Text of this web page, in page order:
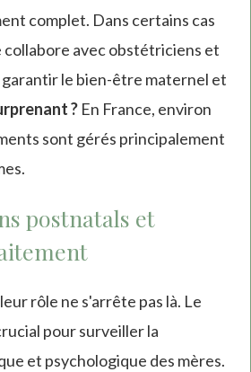
complet. Dans certains cas
collabore avec obstétriciens et
le bien-être maternel et
?En France, environ
sont gérés principalement
postnatals et
rôle ne s'arrête pas là. Le
pour surveiller la
et psychologique des mères.